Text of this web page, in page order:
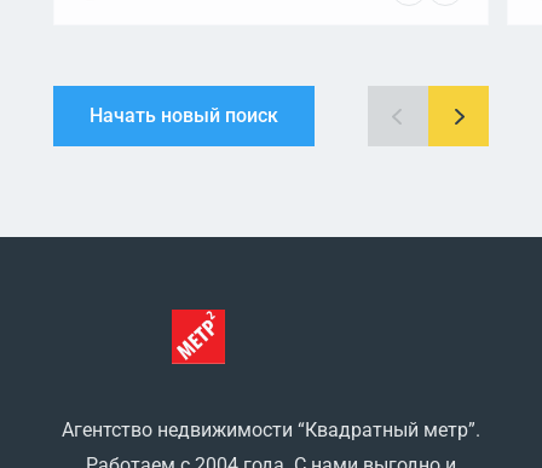
Начать новый поиск
Агентство недвижимости “Квадратный метр”.